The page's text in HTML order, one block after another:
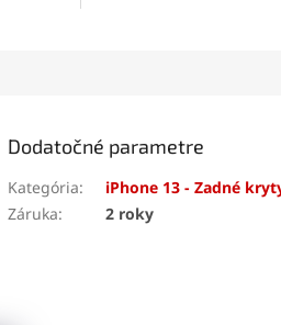
drobné súčiastky.
Dodatočné parametre
Kategória:
iPhone 13 - Zadné
Záruka: 2 roky